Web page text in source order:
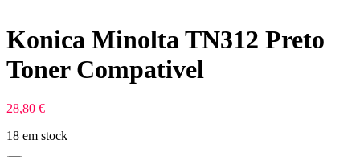
Konica Minolta TN312 Preto
Toner Compativel
28,80 €
18 em stock